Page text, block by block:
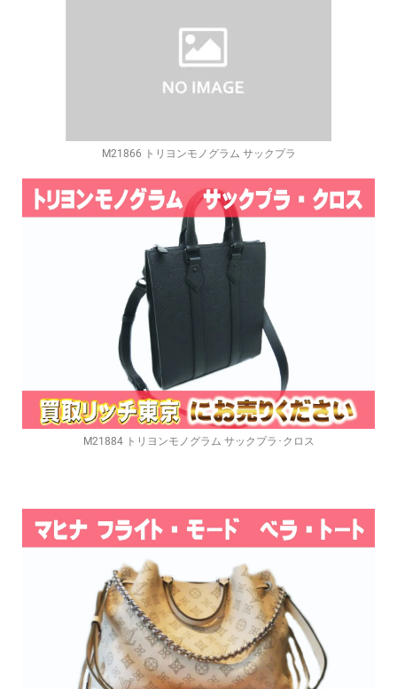
M21866 トリヨンモノグラム サックプラ
M21884 トリヨンモノグラム サックプラ･クロス